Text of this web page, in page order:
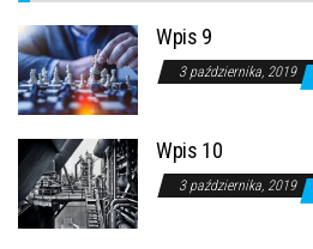
Wpis 9
3 października, 2019
Wpis 10
3 października, 2019